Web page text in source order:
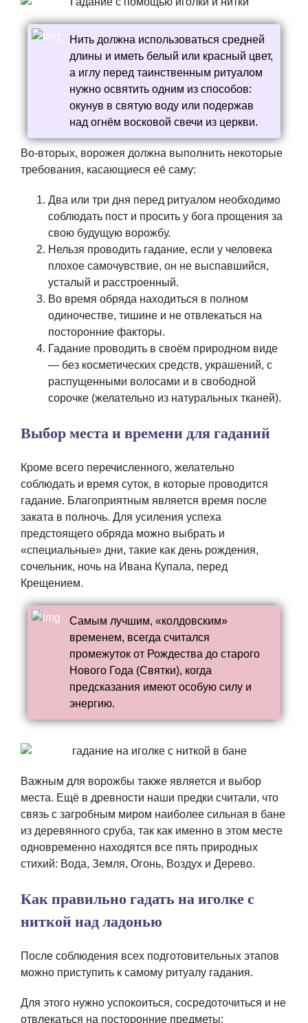
Нить должна использоваться средней
длины и иметь белый или красный цвет,
а иглу перед таинственным ритуалом
нужно освятить одним из способов:
окунув в святую воду или подержав
над огнём восковой свечи из церкви.
Во-вторых, ворожея должна выполнить некоторые
требования, касающиеся её саму:
Два или три дня перед ритуалом необходимо
соблюдать пост и просить у бога прощения за
свою будущую ворожбу.
Нельзя проводить гадание, если у человека
плохое самочувствие, он не выспавшийся,
усталый и расстроенный.
Во время обряда находиться в полном
одиночестве, тишине и не отвлекаться на
посторонние факторы.
Гадание проводить в своём природном виде
— без косметических средств, украшений, с
распущенными волосами и в свободной
сорочке (желательно из натуральных тканей).
Выбор места и времени для гаданий
Кроме всего перечисленного, желательно
соблюдать и время суток, в которые проводится
гадание. Благоприятным является время после
заката в полночь. Для усиления успеха
предстоящего обряда можно выбрать и
«специальные» дни, такие как день рождения,
сочельник, ночь на Ивана Купала, перед
Крещением.
Самым лучшим, «колдовским»
временем, всегда считался
промежуток от Рождества до старого
Нового Года (Святки), когда
предсказания имеют особую силу и
энергию.
Важным для ворожбы также является и выбор
места. Ещё в древности наши предки считали, что
связь с загробным миром наиболее сильная в бане
из деревянного сруба, так как именно в этом месте
одновременно находятся все пять природных
стихий: Вода, Земля, Огонь, Воздух и Дерево.
Как правильно гадать на иголке с
ниткой над ладонью
После соблюдения всех подготовительных этапов
можно приступить к самому ритуалу гадания.
Для этого нужно успокоиться, сосредоточиться и не
отвлекаться на посторонние предметы: